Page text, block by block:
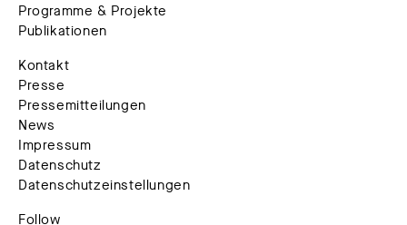
Programme & Projekte
Publikationen
Kontakt
Presse
Pressemitteilungen
News
Impressum
Datenschutz
Datenschutzeinstellungen
Follow